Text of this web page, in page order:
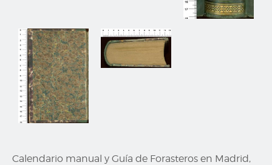
Calendario manual y Guía de Forasteros en Madrid,